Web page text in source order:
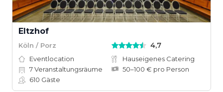
Eltzhof
Köln / Porz 4,7
Eventlocation
Hauseigenes Catering
7Veranstaltungsräume
50–100 € pro Person
610 Gäste